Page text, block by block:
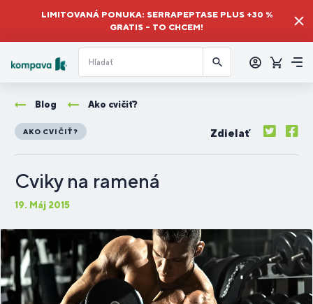
LIMITOVANÁ PONUKA: SERRAPEPTASE PLUS +30 %
GRATIS – TO CHCEM!
sa
Košík
Blog Ako cvičiť?
AKO CVIČIŤ? Zdielať
Cviky na ramená
19. Máj 2015